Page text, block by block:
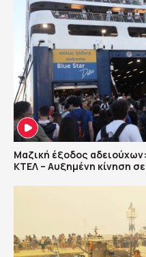
Μαζική έξοδος
ΚΤΕΛ – Αυξημένη κίνηση